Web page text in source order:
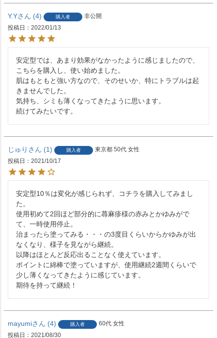
Y.Y 4 購入者
非公開
投稿日
2022/01/13
安定型では、あまり効果がなかったように感じましたので、
こちらを購入し、使い始めました。
肌はもともと強い方なので、そのせいか、特にトラブルは起
きませんでした。
気持ち、シミも薄くなってきたように思います。
続けてみたいです。
じゅり 1 購入者 東京都 50代 女性
投稿日
2021/10/17
安定型10％は変化が感じられず、コチラを購入してみまし
た。
使用初めて2回ほど部分的に蕁麻疹様の赤みとかゆみがで
て、一時使用停止。
治まったら塗ってみる・・・の3度目くらいからかゆみが出
なくなり、様子を見ながら継続。
以降はほとんど反応出ることなく使えています。
ポイントに綿棒で塗っていますが、使用継続2週間くらいで
少し薄くなってきたように感じています。
mayumi 4 購入者 60代 女性
投稿日
2021/08/30